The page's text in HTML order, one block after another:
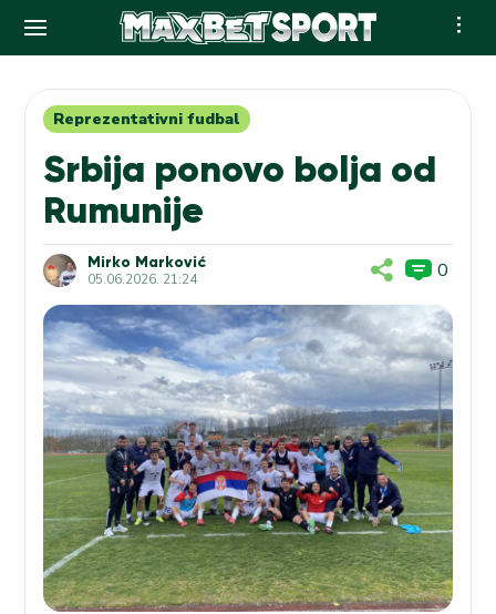
contentReprezentativni fudbal
Srbija ponovo bolja od
Rumunije
Mirko Marković
05.06.2026. 21:24 0